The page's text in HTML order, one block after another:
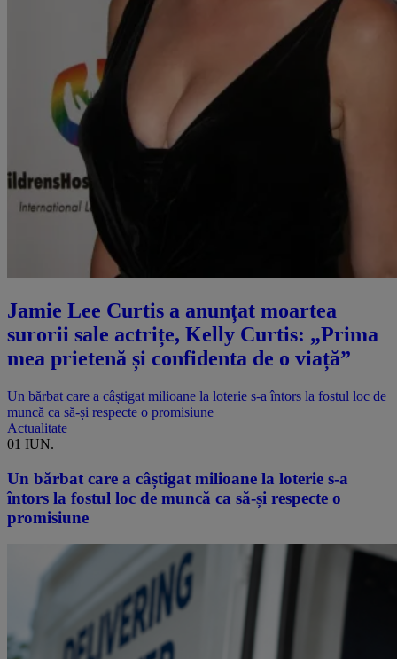
Jamie Lee Curtis a anunțat moartea
surorii sale actrițe, Kelly Curtis: „Prima
mea prietenă și confidenta de o viață”
Un bărbat care a câștigat milioane la loterie s-a întors la fostul loc de
muncă ca să-și respecte o promisiune
Actualitate
01 IUN.
Un bărbat care a câștigat milioane la loterie s-a
întors la fostul loc de muncă ca să-și respecte o
promisiune